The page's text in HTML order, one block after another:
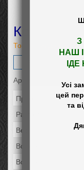
З
НАШ
Усі
цей
та
Кольцо
Товар ожидается
Артикул: 011
Проба:
Размер:
Вес:
Вставка:
Вставка: